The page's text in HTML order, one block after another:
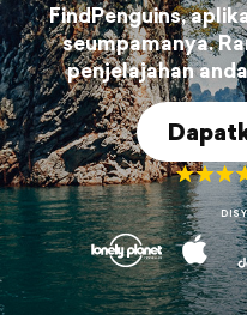
FindPenguins,
seumpamanya.
penjelajahan